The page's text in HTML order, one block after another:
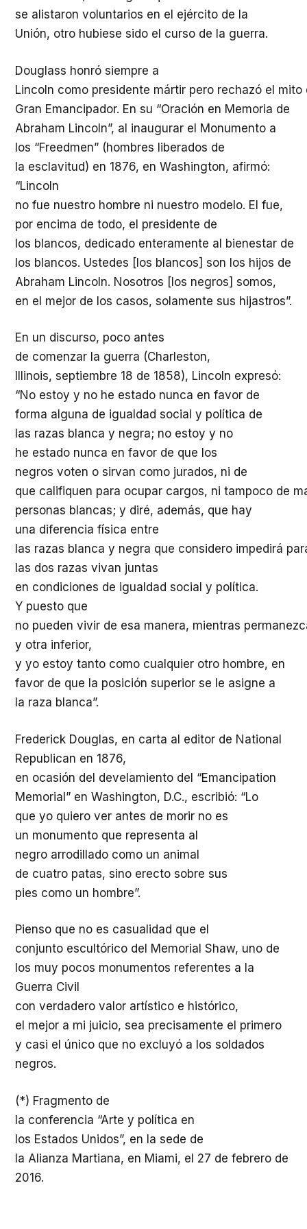
se alistaron voluntarios en el ejército de la
Unión, otro hubiese sido el curso de la guerra.
Douglass honró siempre a
Lincoln como presidente mártir pero rechazó el mito
Gran Emancipador. En su “Oración en Memoria de
Abraham Lincoln”, al inaugurar el Monumento a
los “Freedmen” (hombres liberados de
la esclavitud) en 1876, en Washington, afirmó:
“Lincoln
no fue nuestro hombre ni nuestro modelo. El fue,
por encima de todo, el presidente de
los blancos, dedicado enteramente al bienestar de
los blancos. Ustedes [los blancos] son los hijos de
Abraham Lincoln. Nosotros [los negros] somos,
en el mejor de los casos, solamente sus hijastros”.
En un discurso, poco antes
de comenzar la guerra (Charleston,
Illinois, septiembre 18 de 1858), Lincoln expresó:
“No estoy y no he estado nunca en favor de
forma alguna de igualdad social y política de
las razas blanca y negra; no estoy y no
he estado nunca en favor de que los
negros voten o sirvan como jurados, ni de
que califiquen para ocupar cargos, ni tampoco de
personas blancas; y diré, además, que hay
una diferencia física entre
las razas blanca y negra que considero impedirá
las dos razas vivan juntas
en condiciones de igualdad social y política.
Y puesto que
no pueden vivir de esa manera, mientras
y otra inferior,
y yo estoy tanto como cualquier otro hombre, en
favor de que la posición superior se le asigne a
la raza blanca”.
Frederick Douglas, en carta al editor de National
Republican en 1876,
en ocasión del develamiento del “Emancipation
Memorial” en Washington, D.C., escribió: “Lo
que yo quiero ver antes de morir no es
un monumento que representa al
negro arrodillado como un animal
de cuatro patas, sino erecto sobre sus
pies como un hombre”.
Pienso que no es casualidad que el
conjunto escultórico del Memorial Shaw, uno de
los muy pocos monumentos referentes a la
Guerra Civil
con verdadero valor artístico e histórico,
el mejor a mi juicio, sea precisamente el primero
y casi el único que no excluyó a los soldados
negros.
(*) Fragmento de
la conferencia “Arte y política en
los Estados Unidos”, en la sede de
la Alianza Martiana, en Miami, el 27 de febrero de
2016.